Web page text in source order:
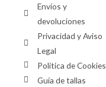
Envíos y
devoluciones
Privacidad y Aviso
Legal
Política de Cookies
Guía de tallas